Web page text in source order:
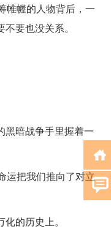
帷幄的人物背后，一
要也没关系。
暗战争手里握着一
把我们推向了对立
的历史上。